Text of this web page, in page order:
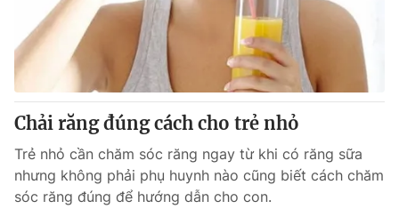
Chải răng đúng cách cho trẻ nhỏ
Trẻ nhỏ cần chăm sóc răng ngay từ khi có răng sữa
nhưng không phải phụ huynh nào cũng biết cách chăm
sóc răng đúng để hướng dẫn cho con.